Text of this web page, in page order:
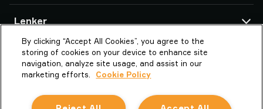
Referanser
Om TAWI
Vaculex er TAWI
Bærekraft hos TAWI
TAWI Offices & Partners
Piab Lifting Automation Norway AS
Bredmyra 10
1739 Borgenhaugen
Lenker
Om Piab Group
TAWI - en del av Piab Group
Karriere
Vilkår og betingelser
By clicking “Accept All Cookies”, you agree to the
storing of cookies on your device to enhance site
navigation, analyze site usage, and assist in our
marketing efforts.
Cookie Policy